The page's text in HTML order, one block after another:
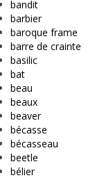
bandit
barbier
baroque frame
barre de crainte
basilic
bat
beau
beaux
beaver
bécasse
bécasseau
beetle
bélier